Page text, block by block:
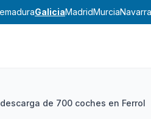
GaliciaMadridMurciaNavarra
de 700 coches en Ferrol